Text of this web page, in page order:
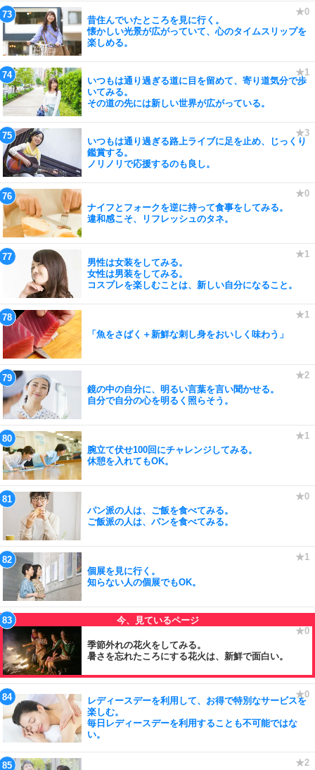
昔住んでいたところを見に行く。
懐かしい光景が広がっていて、心のタイムスリップを
楽しめる。
いつもは通り過ぎる道に目を留めて、寄り道気分で歩
いてみる。
その道の先には新しい世界が広がっている。
いつもは通り過ぎる路上ライブに足を止め、じっくり
鑑賞する。
ノリノリで応援するのも良し。
ナイフとフォークを逆に持って食事をしてみる。
違和感こそ、リフレッシュのタネ。
男性は女装をしてみる。
女性は男装をしてみる。
コスプレを楽しむことは、新しい自分になること。
「魚をさばく＋新鮮な刺し身をおいしく味わう」
鏡の中の自分に、明るい言葉を言い聞かせる。
自分で自分の心を明るく照らそう。
腕立て伏せ100回にチャレンジしてみる。
休憩を入れてもOK。
パン派の人は、ご飯を食べてみる。
ご飯派の人は、パンを食べてみる。
個展を見に行く。
知らない人の個展でもOK。
季節外れの花火をしてみる。
暑さを忘れたころにする花火は、新鮮で面白い。
レディースデーを利用して、お得で特別なサービスを
楽しむ。
毎日レディースデーを利用することも不可能ではな
い。